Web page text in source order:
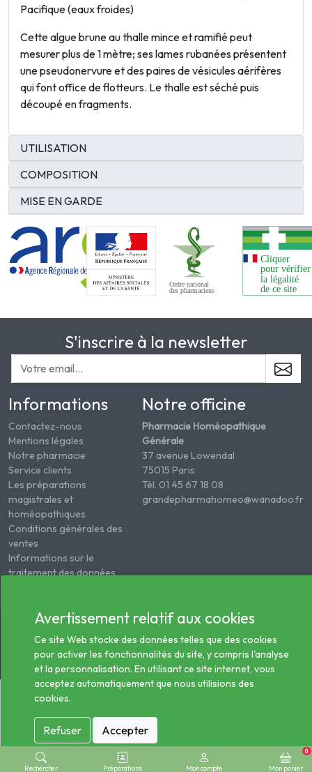
Pacifique (eaux froides)
Cette algue brune au thalle mince et ramifié peut
mesurer plus de 1 mètre; ses lames rubanées présentent
une pseudonervure et des paires de vésicules aérifères
qui font office de flotteurs. Le thalle est séché puis
découpé en fragments.
UTILISATION
COMPOSITION
MISE EN GARDE
S'inscrire à la newsletter
Informations
Contactez-nous
Mentions légales
Notre pharmacie
Service clients
Les préparations
magistrales et
homéopathiques
Conditions générales des
ventes
Informations sur le
traitement des données
Notre officine
Pharmacie Homéopathique
Générale
37 avenue Lowendal
75015 Paris
Tél. 01 45 67 18 08
grandepharmahomeo@wanadoo.fr
© 2026 - Tous droits réservés Pharmacie Homéopathie
Générale
Rechercher Préparations Mon compte Mon panier
0
Avertissement relatif aux cookies
Ce site Web stocke des données telles que des cookies
pour activer les fonctionnalités du site, y compris l'analyse
et la personnalisation. En utilisant ce site internet, vous
acceptez automatiquement que nous utilisions des
cookies.
Refuser Accepter